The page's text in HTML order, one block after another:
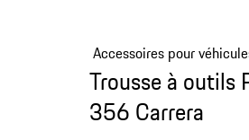
Accessoires pour
Trousse à outils
356 Carrera